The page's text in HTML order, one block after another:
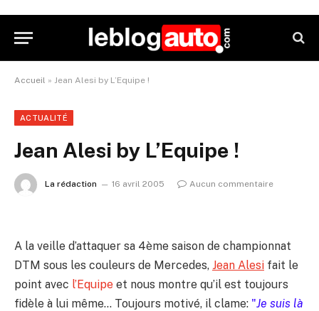
Accueil » Jean Alesi by L’Equipe !
ACTUALITÉ
Jean Alesi by L’Equipe !
La rédaction 16 avril 2005 Aucun commentaire
A la veille d’attaquer sa 4ème saison de championnat
DTM sous les couleurs de Mercedes, Jean Alesi fait le
point avec l’Equipe et nous montre qu’il est toujours
fidèle à lui même… Toujours motivé, il clame: "Je suis là